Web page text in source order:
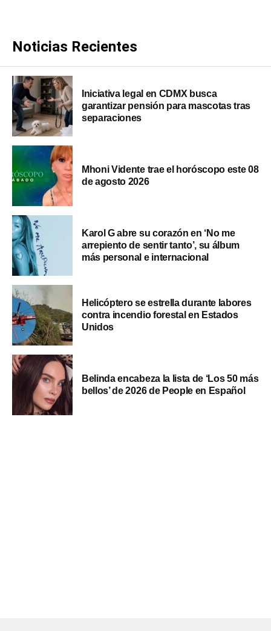
Noticias Recientes
Iniciativa legal en CDMX busca
garantizar pensión para mascotas tras
separaciones
Mhoni Vidente trae el horóscopo este 08
de agosto 2026
Karol G abre su corazón en ‘No me
arrepiento de sentir tanto’, su álbum
más personal e internacional
Helicóptero se estrella durante labores
contra incendio forestal en Estados
Unidos
Belinda encabeza la lista de ‘Los 50 más
bellos’ de 2026 de People en Español